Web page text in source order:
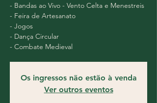
- Bandas ao Vivo - Vento Celta e Menestreis
- Feira de Artesanato
- Jogos
- Dança Circular
- Combate Medieval
Os ingressos não estão à venda
Ver outros eventos